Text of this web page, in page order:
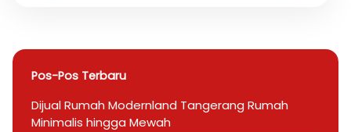
Pos-Pos Terbaru
Dijual Rumah Modernland Tangerang Rumah
Minimalis hingga Mewah